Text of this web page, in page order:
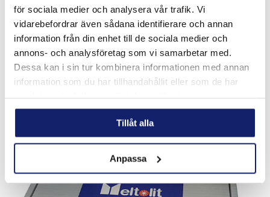
för sociala medier och analysera vår trafik. Vi
vidarebefordrar även sådana identifierare och annan
information från din enhet till de sociala medier och
annons- och analysföretag som vi samarbetar med.
Dessa kan i sin tur kombinera informationen med annan
information som du har tillhandahållit eller som de har
Tillåt alla
Anpassa
Utformad för svetsning av rostfritt stål som typ 16-8-2,
1.4418, 308H, 316H, 321 och 347 med kolhalt från 0,04 %
till 0,10 % för högtrycks- och högtemperaturrörsystem.
Används vanligtvis inte för k...
LÄS MER
PRODUKTBLAD